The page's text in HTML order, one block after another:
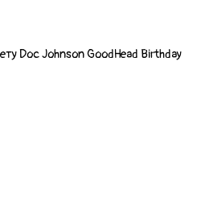
Doc Johnson GoodHead Birthday